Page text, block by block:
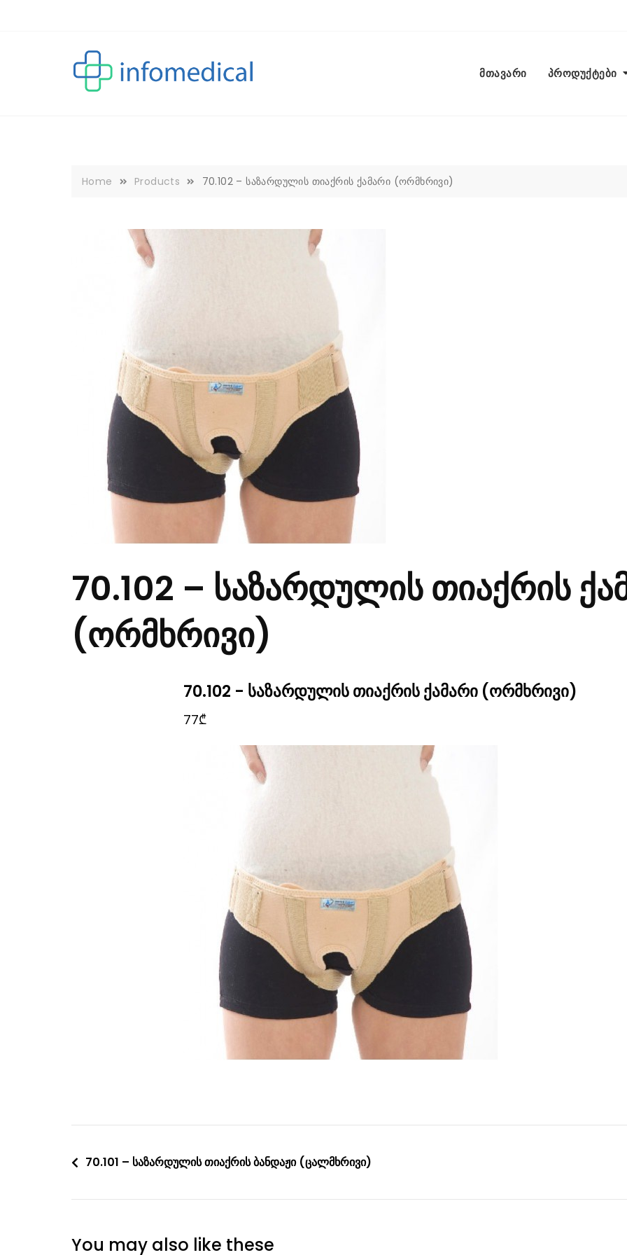
მთავარი პროდუქტები
Home Products 70.102 – საზარდულის თიაქრის ქამარი (ორმხრივი)
70.102 – საზარდულის თიაქრის
(ორმხრივი)
70.102 - საზარდულის თიაქრის ქამარი (ორმხრივი)
77₾
Post
70.101 – საზარდულის თიაქრის ბანდაჟი (ცალმხრივი)
You may also like these